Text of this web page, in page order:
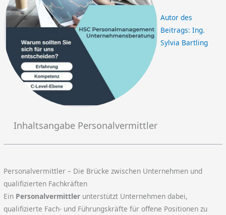
Autor des
Beitrags: Ing.
Sylvia Bartling
Inhaltsangabe Personalvermittler
Personalvermittler – Die Brücke zwischen Unternehmen und
qualifizierten Fachkräften
Ein Personalvermittler unterstützt Unternehmen dabei,
qualifizierte Fach- und Führungskräfte für offene Positionen zu